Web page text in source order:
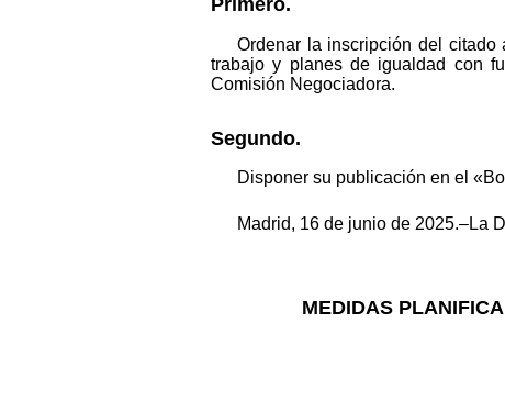
Ordenar la inscripción del citado
trabajo y planes de igualdad con
Comisión Negociadora.
Segundo.
Disponer su publicación en el
Madrid, 16 de junio de 2025.–La
MEDIDAS